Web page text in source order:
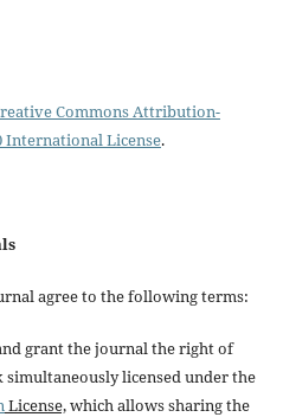
Commons Attribution-
International License.
agree to the following terms:
grant the journal the right of
licensed under the
License,which allows sharing the